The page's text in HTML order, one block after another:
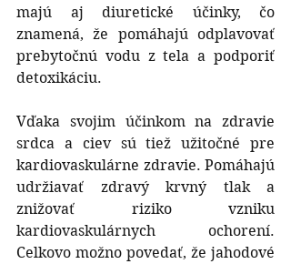
majú aj diuretické účinky, čo
znamená, že pomáhajú odplavovať
prebytočnú vodu z tela a podporiť
detoxikáciu.
Vďaka svojim účinkom na zdravie
srdca a ciev sú tiež užitočné pre
kardiovaskulárne zdravie. Pomáhajú
udržiavať zdravý krvný tlak a
znižovať riziko vzniku
kardiovaskulárnych ochorení.
Celkovo možno povedať, že jahodové